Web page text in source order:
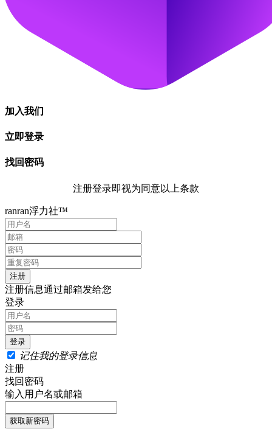
加入我们
立即登录
找回密码
注册登录即视为同意以上条款
ranran浮力社™
注册信息通过邮箱发给您
登录
记住我的登录信息
注册
找回密码
输入用户名或邮箱